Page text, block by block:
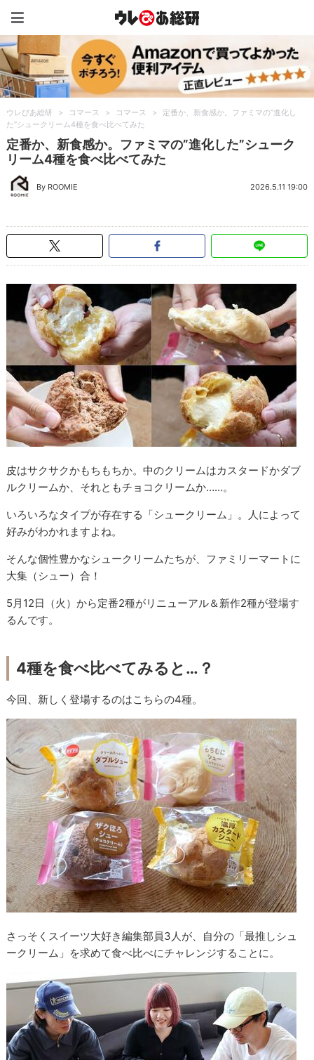
ウレぴあ総研 > コマース > コマース >
定番か、新食感か。ファミマの”進化し
た”シュークリーム4種を食べ比べてみた
定番か、新食感か。ファミマの”進化した”シューク
リーム4種を食べ比べてみた
By ROOMIE 2026.5.11 19:00
皮はサクサクかもちもちか。中のクリームはカスタードかダブ
ルクリームか、それともチョコクリームか……。
いろいろなタイプが存在する「シュークリーム」。人によって
好みがわかれますよね。
そんな個性豊かなシュークリームたちが、ファミリーマートに
大集（シュー）合！
5月12日（火）から定番2種がリニューアル＆新作2種が登場す
るんです。
4種を食べ比べてみると…？
今回、新しく登場するのはこちらの4種。
さっそくスイーツ大好き編集部員3人が、自分の「最推しシュ
ークリーム」を求めて食べ比べにチャレンジすることに。